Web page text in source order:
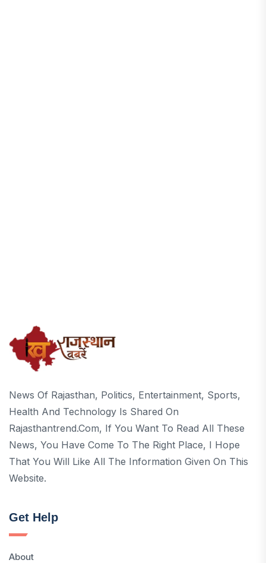
News Of Rajasthan, Politics, Entertainment, Sports,
Health And Technology Is Shared On
Rajasthantrend.com, If You Want To Read All These
News, You Have Come To The Right Place, I Hope
That You Will Like All The Information Given On This
Website.
Get Help
About